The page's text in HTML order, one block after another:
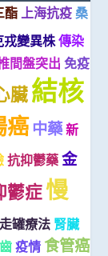
酯 上海抗疫 桑
戎變異株傳染
間盤突出 免疫
臟結核
癌 中藥 新
抗抑鬱藥 金
鬱症慢
走罐療法 腎臟
疫情 食管癌